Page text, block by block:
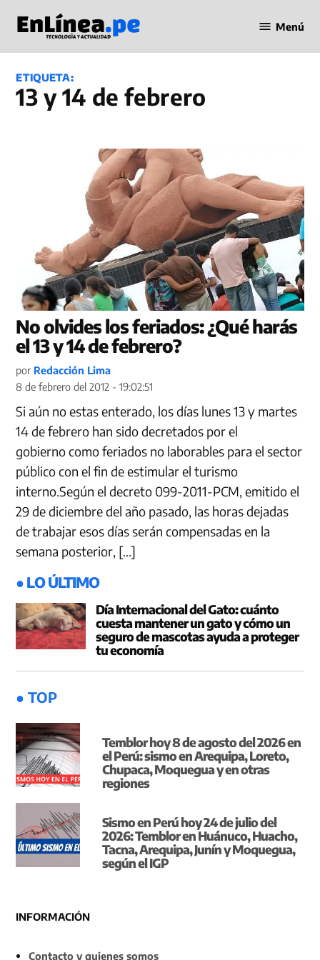
contenido
en Línea
Menú
ETIQUETA:
13 y 14 de febrero
No olvides los feriados: ¿Qué harás
el 13 y 14 de febrero?
por Redacción Lima
8 de febrero del 2012 - 19:02:51
Si aún no estas enterado, los días lunes 13 y martes
14 de febrero han sido decretados por el
gobierno como feriados no laborables para el sector
público con el fin de estimular el turismo
interno.Según el decreto 099-2011-PCM, emitido el
29 de diciembre del año pasado, las horas dejadas
de trabajar esos días serán compensadas en la
semana posterior, […]
● LO ÚLTIMO
Día Internacional del Gato: cuánto
cuesta mantener un gato y cómo un
seguro de mascotas ayuda a proteger
tu economía
● TOP
Temblor hoy 8 de agosto del 2026 en
el Perú: sismo en Arequipa, Loreto,
Chupaca, Moquegua y en otras
regiones
Sismo en Perú hoy 24 de julio del
2026: Temblor en Huánuco, Huacho,
Tacna, Arequipa, Junín y Moquegua,
según el IGP
INFORMACIÓN
Contacto y quienes somos